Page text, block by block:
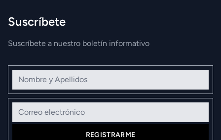
Suscríbete
Suscríbete a nuestro boletín informativo
Nombre y Apellidos
Correo electrónico
REGISTRARME